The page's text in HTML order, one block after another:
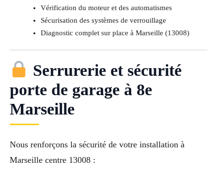
Vérification du moteur et des automatismes
Sécurisation des systèmes de verrouillage
Diagnostic complet sur place à Marseille (13008)
Serrurerie et sécurité
porte de garage à 8e
Marseille
Nous renforçons la sécurité de votre installation à
Marseille centre 13008 :